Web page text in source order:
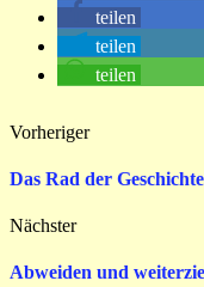
teilen
teilen
teilen
Vorheriger
Das Rad der
Nächster
Abweiden und